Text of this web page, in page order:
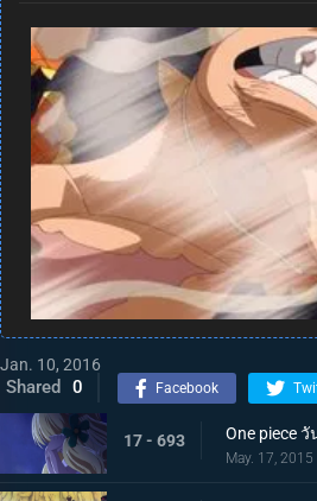
Jan. 10, 2016
Shared 0 Facebook
17 - 693 One piece
May. 17, 2015